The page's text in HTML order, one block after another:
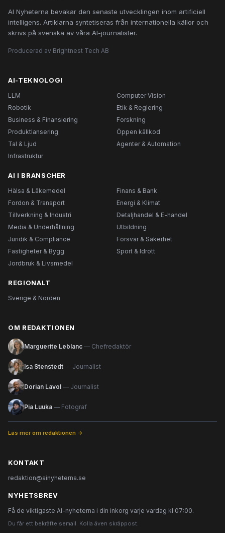
AI Nyheterna bevakar den senaste utvecklingen inom artificiell
intelligens. Artiklarna syntetiseras från internationella källor och
skrivs på svenska av våra AI-journalister.
Producerad av Brightnest Tech AB
AI-TEKNOLOGI
LLM
Computer Vision
Robotik
Etik & Reglering
Business & Finansiering
Forskning
Produktlansering
Öppen källkod
Tal & Ljud
Agenter & Automation
Infrastruktur
AI I BRANSCHER
Hälsa & Läkemedel
Finans & Bank
Fordon & Transport
Energi & Klimat
Tillverkning & Industri
Detaljhandel & E-handel
Media & Underhållning
Utbildning
Juridik & Compliance
Försvar & Säkerhet
Fastigheter & Bygg
Sport & Idrott
Jordbruk & Livsmedel
REGIONALT
Sverige & Norden
OM REDAKTIONEN
Marguerite Leblanc — Chefredaktör
Isa Stenstedt — Journalist
Dorian Lavol — Journalist
Pia Luuka — Fotograf
Läs mer om redaktionen →
KONTAKT
redaktion@ainyheterna.se
NYHETSBREV
Få de viktigaste AI-nyheterna i din inkorg varje vardag kl 07:00.
Du får ett bekräftelsemail. Kolla även skräppost.